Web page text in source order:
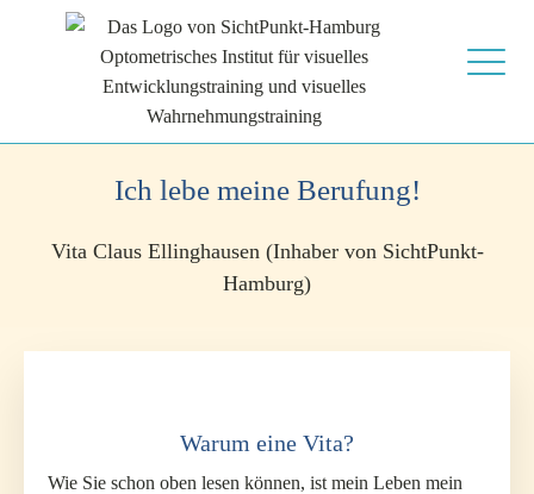
Ich lebe meine Berufung!
Vita Claus Ellinghausen (Inhaber von SichtPunkt-
Hamburg)
Warum eine Vita?
Wie Sie schon oben lesen können, ist mein Leben mein